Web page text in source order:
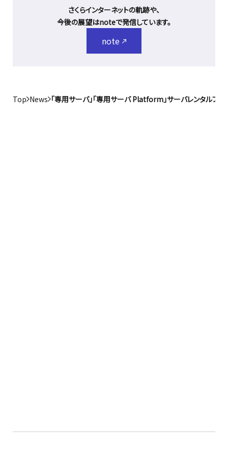
さくらインターネットの軌跡や、
今後の展望はnoteで発信しています。
note
Top News 「専用サーバ」「専用サーバ Platform」サーバレンタルプ